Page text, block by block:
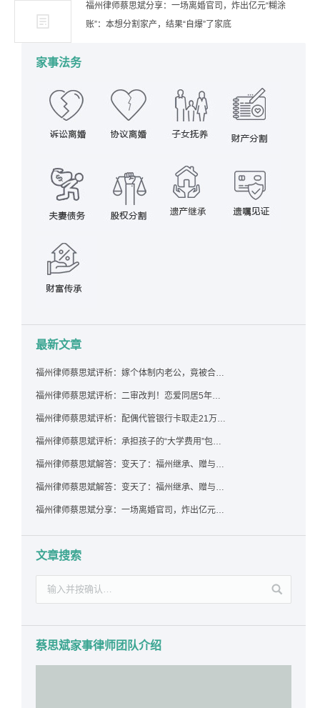
福州律师蔡思斌分享：一场离婚官司，炸出亿元“糊涂
账”：本想分割家产，结果“自爆”了家底
家事法务
最新文章
福州律师蔡思斌评析：嫁个体制内老公，竟被合伙设局背上近百万债务，婚前不查征信真要命！
福州律师蔡思斌评析：二审改判！恋爱同居5年为女友买车，分手后能要回吗？
福州律师蔡思斌评析：配偶代管银行卡取走21万，离婚后这笔钱还要得回来吗？
福州律师蔡思斌评析：承担孩子的“大学费用”包括高额留学费用吗？
福州律师蔡思斌解答：变天了：福州继承、赠与房产转让要收20%个税？福州国税官方回复来了！
福州律师蔡思斌解答：变天了：福州继承、赠与房产转让要收20%个税？福州国税官方回答来了！
福州律师蔡思斌分享：一场离婚官司，炸出亿元“糊涂账”：本想分割家产，结果“自爆”了家底
文章搜索
蔡思斌家事律师团队介绍